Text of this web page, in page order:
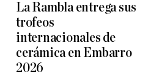
La Rambla entrega sus
trofeos
internacionales de
cerámica en Embarro
2026